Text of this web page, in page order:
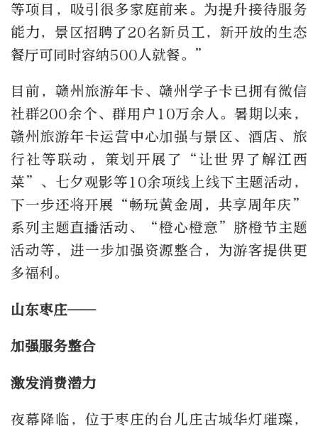
等项目，吸引很多家庭前来。为提升接待服务
能力，景区招聘了20名新员工，新开放的生态
餐厅可同时容纳500人就餐。”
目前，赣州旅游年卡、赣州学子卡已拥有微信
社群200余个、群用户10万余人。暑期以来，
赣州旅游年卡运营中心加强与景区、酒店、旅
行社等联动，策划开展了“让世界了解江西
菜”、七夕观影等10余项线上线下主题活动，
下一步还将开展“畅玩黄金周，共享周年庆”
系列主题直播活动、“橙心橙意”脐橙节主题
活动等，进一步加强资源整合，为游客提供更
多福利。
山东枣庄——
加强服务整合
激发消费潜力
夜幕降临，位于枣庄的台儿庄古城华灯璀璨，